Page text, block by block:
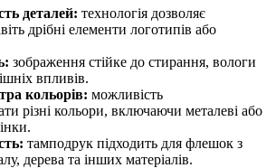
деталей: технологія дозволяє
дрібні елементи логотипів або
зображення стійке до стирання, вологи
впливів.
кольорів: можливість
різні кольори, включаючи металеві або
тамподрук підходить для флешок з
дерева та інших матеріалів.